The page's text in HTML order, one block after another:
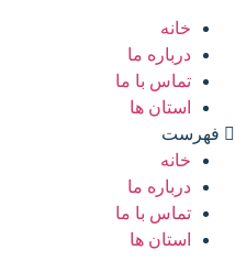
خانه
درباره ما
تماس با ما
استان ها
فهرست
خانه
درباره ما
تماس با ما
استان ها